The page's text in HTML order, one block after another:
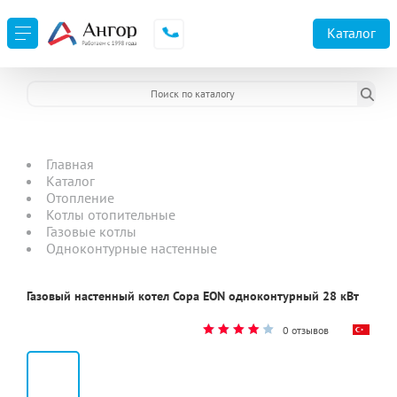
Каталог
Главная
Каталог
Отопление
Котлы отопительные
Газовые котлы
Одноконтурные настенные
Газовый настенный котел Copa EON одноконтурный 28 кВт
0 отзывов